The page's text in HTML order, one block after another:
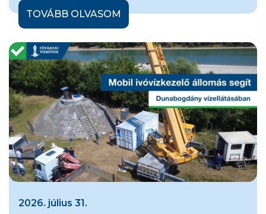
TOVÁBB OLVASOM
2026. július 31.